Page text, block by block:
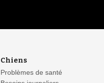
Chiens
Problèmes de santé